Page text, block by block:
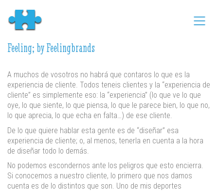
Feeling; by Feelingbrands
A muchos de vosotros no habrá que contaros lo que es la
experiencia de cliente. Todos teneis clientes y la “experiencia de
cliente” es simplemente eso: la “experiencia” (lo que ve lo que
oye, lo que siente, lo que piensa, lo que le parece bien, lo que no,
lo que aprecia, lo que echa en falta…) de ese cliente.
De lo que quiere hablar esta gente es de “diseñar” esa
experiencia de cliente; o, al menos, tenerla en cuenta a la hora
de diseñar todo lo demás.
No podemos escondernos ante los peligros que esto encierra.
Si conocemos a nuestro cliente, lo primero que nos damos
cuenta es de lo distintos que son. Uno de mis deportes